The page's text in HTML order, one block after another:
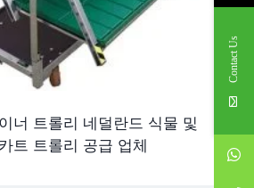
너 트롤리 네덜란드 식물 및
트 트롤리 공급 업체
Contact Us